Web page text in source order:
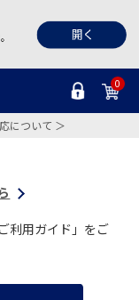
0
について ＞
利用ガイド」をご